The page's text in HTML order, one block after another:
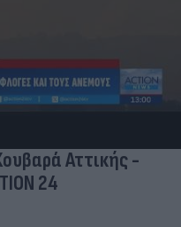
Αττικής -
24